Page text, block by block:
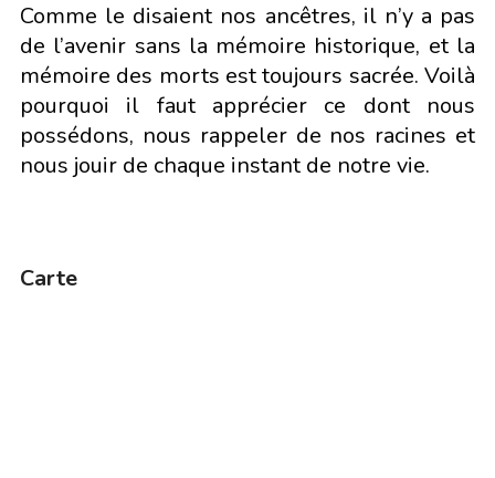
Comme le disaient nos ancêtres, il n’y a pas
de l’avenir sans la mémoire historique, et la
mémoire des morts est toujours sacrée. Voilà
pourquoi il faut apprécier ce dont nous
possédons, nous rappeler de nos racines et
nous jouir de chaque instant de notre vie.
Carte